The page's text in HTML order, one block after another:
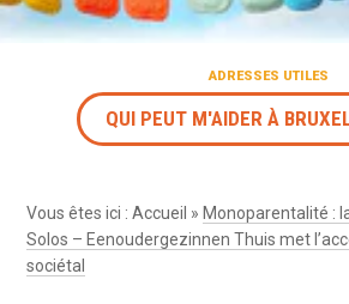
ADRESSES UTILES
QUI PEUT M'AIDER À
Vous êtes ici :Accueil » Monoparentalité :
Solos – Eenoudergezinnen Thuis met
sociétal